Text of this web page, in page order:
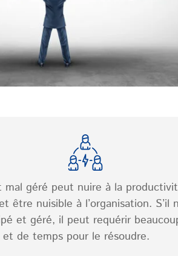
mal géré peut nuire à la
être nuisible à l’organisation. S’il
et géré, il peut requérir
et de temps pour le résoudre.